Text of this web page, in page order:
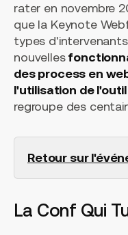
rater en novembre
que la Keynote
types
nouvelles
des process en
l'utilisation de l'outil
regroupe des
Retour sur
La Conf Qui